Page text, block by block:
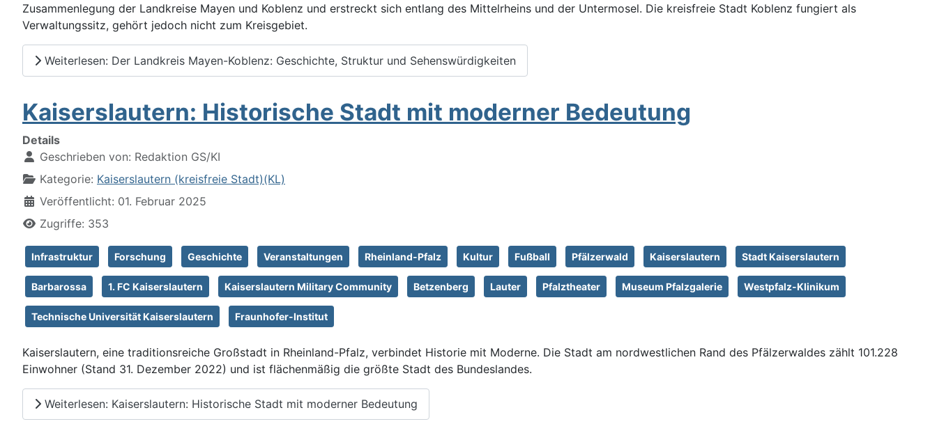
Zusammenlegung der Landkreise Mayen und Koblenz und erstreckt sich entlang des Mittelrheins und der Untermosel. Die kreisfreie Stadt Koblenz fungiert als
Verwaltungssitz, gehört jedoch nicht zum Kreisgebiet.
Weiterlesen: Der Landkreis Mayen-Koblenz: Geschichte, Struktur und Sehenswürdigkeiten
Kaiserslautern: Historische Stadt mit moderner Bedeutung
Details
Geschrieben von: Redaktion GS/KI
Kategorie: Kaiserslautern (kreisfreie Stadt)(KL)
Veröffentlicht: 01. Februar 2025
Zugriffe: 353
Infrastruktur Forschung Geschichte Veranstaltungen Rheinland-Pfalz Kultur Fußball Pfälzerwald Kaiserslautern Stadt Kaiserslautern
Barbarossa 1. FC Kaiserslautern Kaiserslautern Military Community Betzenberg Lauter Pfalztheater Museum Pfalzgalerie Westpfalz-Klinikum
Technische Universität Kaiserslautern Fraunhofer-Institut
Kaiserslautern, eine traditionsreiche Großstadt in Rheinland-Pfalz, verbindet Historie mit Moderne. Die Stadt am nordwestlichen Rand des Pfälzerwaldes zählt 101.228
Einwohner (Stand 31. Dezember 2022) und ist flächenmäßig die größte Stadt des Bundeslandes.
Weiterlesen: Kaiserslautern: Historische Stadt mit moderner Bedeutung